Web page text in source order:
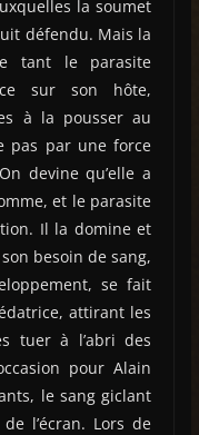
la soumet
défendu. Mais la
tant le parasite
sur son hôte,
à la pousser au
pas par une force
devine qu’elle a
et le parasite
Il la domine et
besoin de sang,
se fait
attirant les
tuer à l’abri des
pour Alain
le sang giclant
l’écran. Lors de